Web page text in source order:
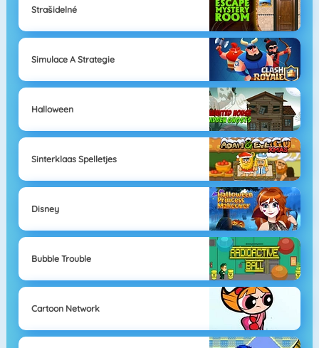
Strašidelné
Simulace A Strategie
Halloween
Sinterklaas Spelletjes
Disney
Bubble Trouble
Cartoon Network